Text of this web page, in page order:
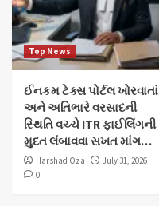
Top News
ઈનકમ ટેક્સ પોર્ટલ ખોરવાતાં
અને અતિભારે વરસાદની
સ્થિતિ વચ્ચે ITR ફાઈલિંગની
મુદત લંબાવવા સખત માંગ…
Harshad Oza
July 31, 2026
0